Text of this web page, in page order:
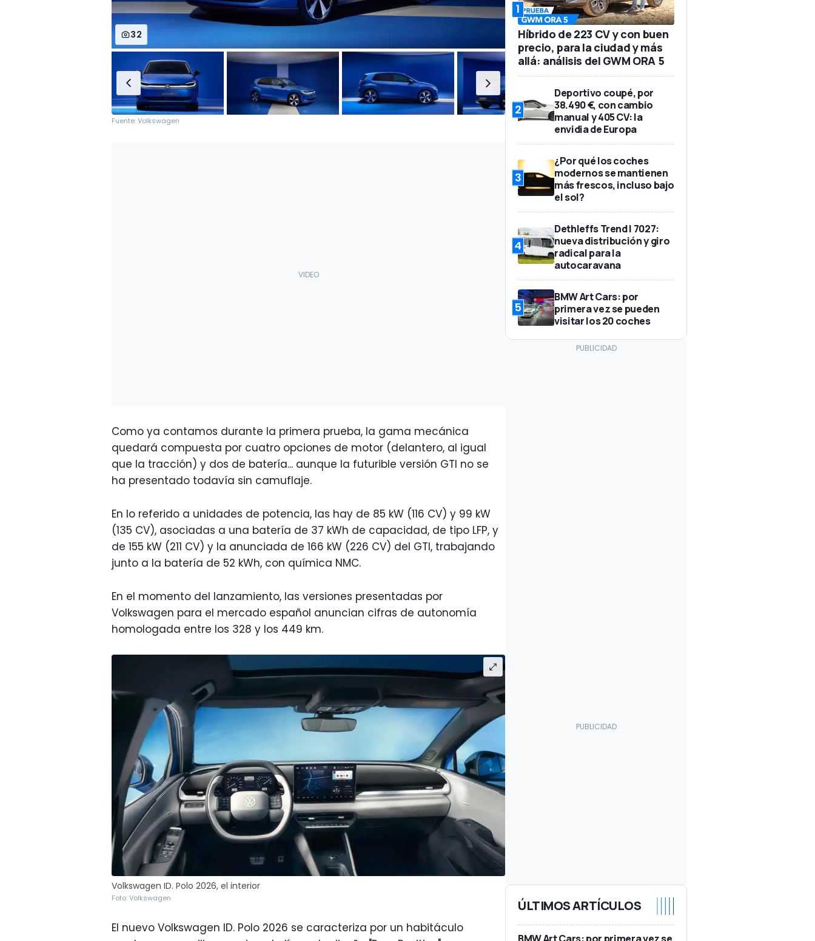
32
Fuente: Volkswagen
Como ya contamos durante la primera prueba, la gama mecánica
quedará compuesta por cuatro opciones de motor (delantero, al igual
que la tracción) y dos de batería... aunque la futurible versión GTI no se
ha presentado todavía sin camuflaje.
En lo referido a unidades de potencia, las hay de 85 kW (116 CV) y 99 kW
(135 CV), asociadas a una batería de 37 kWh de capacidad, de tipo LFP, y
de 155 kW (211 CV) y la anunciada de 166 kW (226 CV) del GTI, trabajando
junto a la batería de 52 kWh, con química NMC.
En el momento del lanzamiento, las versiones presentadas por
Volkswagen para el mercado español anuncian cifras de autonomía
homologada entre los 328 y los 449 km.
Volkswagen ID. Polo 2026, el interior
Foto: Volkswagen
El nuevo Volkswagen ID. Polo 2026 se caracteriza por un habitáculo
1
Híbrido de 223 CV y con buen
precio, para la ciudad y más
allá: análisis del GWM ORA 5
2
Deportivo coupé, por
38.490 €, con cambio
manual y 405 CV: la
envidia de Europa
3
¿Por qué los coches
modernos se mantienen
más frescos, incluso bajo
el sol?
4
Dethleffs Trend I 7027:
nueva distribución y giro
radical para la
autocaravana
5
BMW Art Cars: por
primera vez se pueden
visitar los 20 coches
ÚLTIMOS ARTÍCULOS